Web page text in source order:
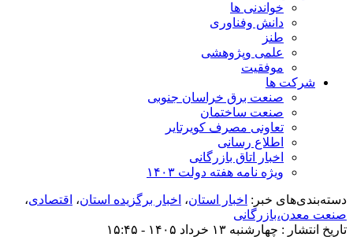
خواندنی ها
دانش وفناوری
طنز
علمی وپژوهشی
موفقیت
شرکت ها
صنعت برق خراسان جنوبی
صنعت ساختمان
تعاونی مصرف کویرتایر
اطلاع رسانی
اخبار اتاق بازرگانی
ویژه نامه هفته دولت ۱۴۰۳
دسته‌بندی‌های خبر: اخبار استان، اخبار برگزیده استان، اقتصادی،
صنعت معدن،بازرگانی
تاریخ انتشار : چهارشنبه ۱۳ خرداد ۱۴۰۵ - ۱۵:۴۵